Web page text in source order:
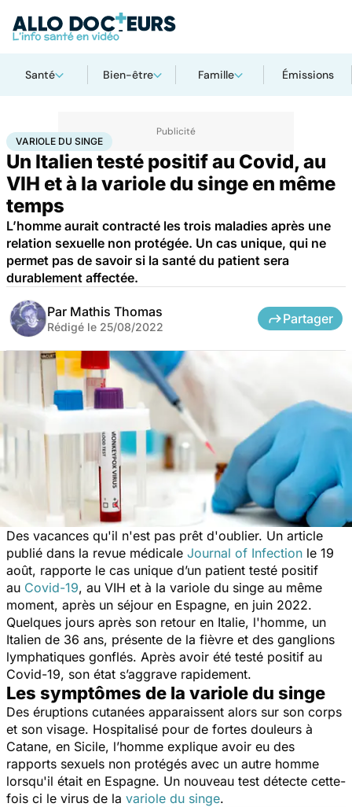
Santé Bien-être Famille Émissions
AccueilSanté MaladiesMaladies infectieuses
VARIOLE DU SINGE
Un Italien testé positif au Covid, au
VIH et à la variole du singe en même
temps
L’homme aurait contracté les trois maladies après une
relation sexuelle non protégée. Un cas unique, qui ne
permet pas de savoir si la santé du patient sera
durablement affectée.
Par Mathis Thomas
Rédigé le 25/08/2022
Partager
Des vacances qu'il n'est pas prêt d'oublier. Un article
publié dans la revue médicale Journal of Infection le 19
août, rapporte le cas unique d’un patient testé positif
au Covid-19, au VIH et à la variole du singe au même
moment, après un séjour en Espagne, en juin 2022.
Quelques jours après son retour en Italie, l'homme, un
Italien de 36 ans, présente de la fièvre et des ganglions
lymphatiques gonflés. Après avoir été testé positif au
Covid-19, son état s’aggrave rapidement.
Les symptômes de la variole du singe
Des éruptions cutanées apparaissent alors sur son corps
et son visage. Hospitalisé pour de fortes douleurs à
Catane, en Sicile, l’homme explique avoir eu des
rapports sexuels non protégés avec un autre homme
lorsqu'il était en Espagne. Un nouveau test détecte cette-
fois ci le virus de la variole du singe.